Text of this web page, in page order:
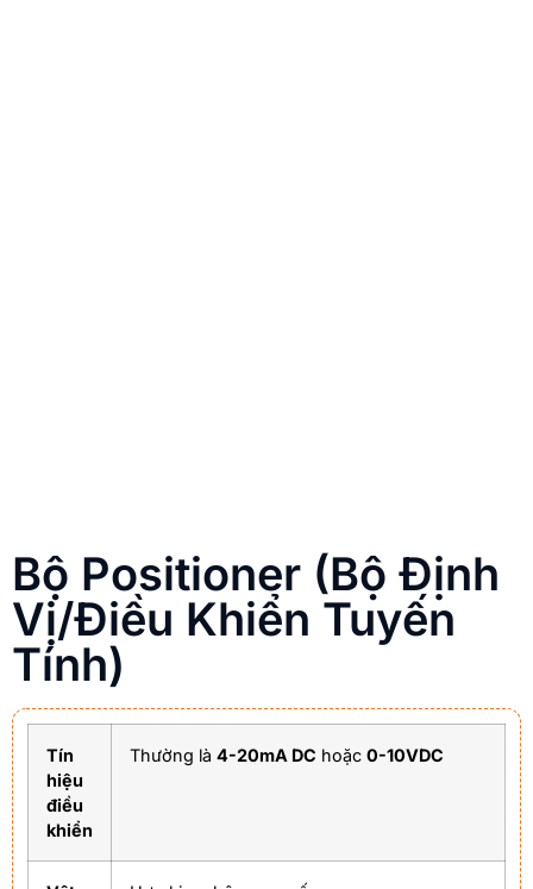
Bộ Positioner (Bộ Định
Vị/Điều Khiển Tuyến
Tính)
Tín
hiệu
điều
khiển
Thường là 4-20mA DC hoặc 0-10VDC